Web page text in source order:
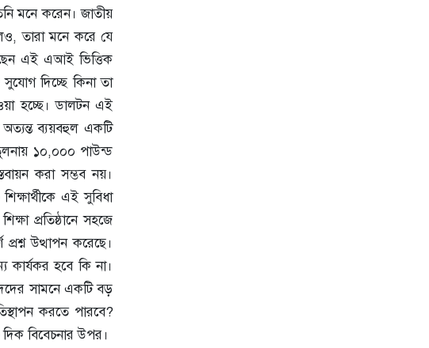
মনে করেন। জাতীয়
তারা মনে করে যে
এই এআই ভিত্তিক
সুযোগ দিচ্ছে কিনা তা
হচ্ছে। ডালটন এই
অত্যন্ত ব্যয়বহুল একটি
১০,০০০ পাউন্ড
করা সম্ভব নয়।
এই সুবিধা
প্রতিষ্ঠানে সহজে
উত্থাপন করেছে।
হবে কি না।
সামনে একটি বড়
করতে পারবে?
দিক বিবেচনার উপর।